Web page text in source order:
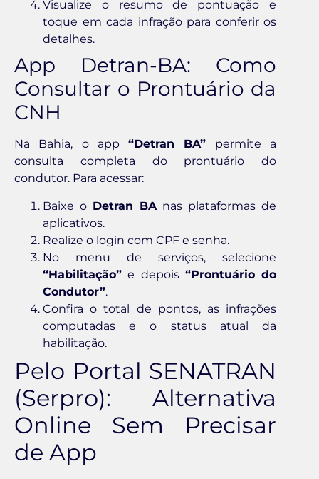
Visualize o resumo de pontuação e
toque em cada infração para conferir os
detalhes.
App Detran-BA: Como
Consultar o Prontuário da
CNH
Na Bahia, o app“Detran BA” permite a
consulta completa do prontuário do
condutor. Para acessar:
Baixe o Detran BA nas plataformas de
aplicativos.
Realize o login com CPF e senha.
No menu de serviços, selecione
“Habilitação” e depois “Prontuário do
Condutor”.
Confira o total de pontos, as infrações
computadas e o status atual da
habilitação.
Pelo Portal SENATRAN
(Serpro): Alternativa
Online Sem Precisar
de App